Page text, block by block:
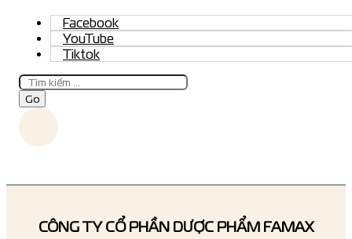
Facebook
YouTube
Tiktok
Tìm
kiếm
Go
CÔNG TY CỔ PHẦN DƯỢC PHẨM FAMAX